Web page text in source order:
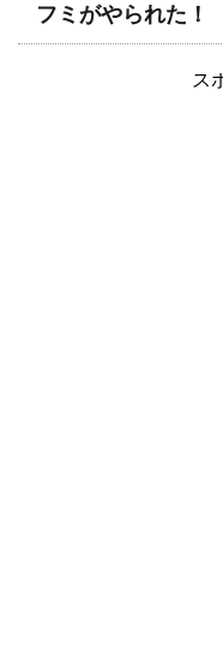
フミがやられた！
ス